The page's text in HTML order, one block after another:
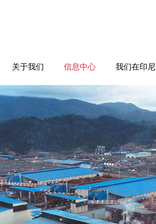
关于我们 信息中心 我们在印尼